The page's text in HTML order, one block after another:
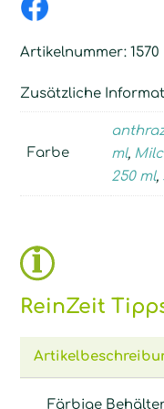
Artikelnummer:1570
Zusätzliche
Farbe
ml,
250 ml,
ReinZeit
Färbige